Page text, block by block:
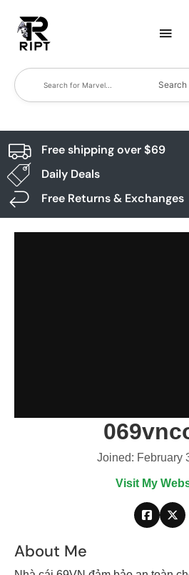
Search
Free shipping over $69
Daily Deals
Free Returns & Exchanges
Joined: February
Visit My
About Me